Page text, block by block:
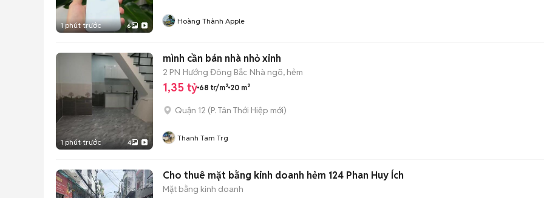
1 phút trước 6 Hoàng Thành Apple
1 phút trước 4
mình cần bán nhà nhỏ xinh
2 PN Hướng Đông Bắc Nhà ngõ, hẻm
1,35 tỷ 68 tr/m² 20 m²
Quận 12 (P. Tân Thới Hiệp mới)
Thanh Tam Trg
Cho thuê mặt bằng kinh doanh hẻm 124 Phan Huy Ích
Mặt bằng kinh doanh